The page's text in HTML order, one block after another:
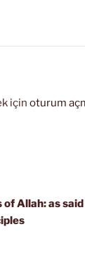
için oturum
of Allah: as